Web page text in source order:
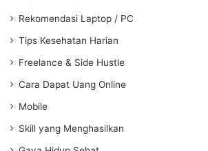
Rekomendasi Laptop / PC
Tips Kesehatan Harian
Freelance & Side Hustle
Cara Dapat Uang Online
Mobile
Skill yang Menghasilkan